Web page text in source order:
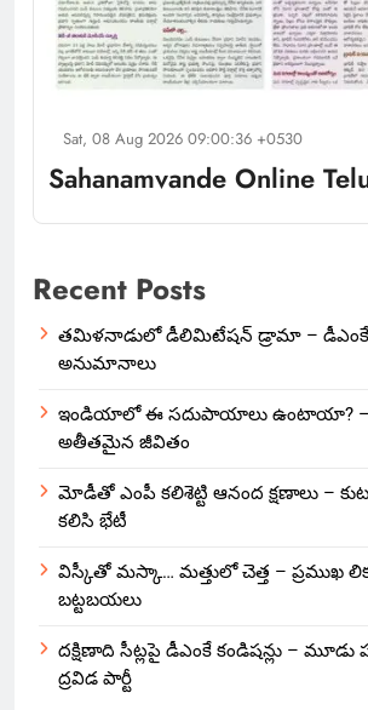
Sat, 08 Aug 2026 09:00:36 +0530
Sahanamvande Online
Recent Posts
తమిళనాడులో డీలిమిటేషన్ డ్రామా –
అనుమానాలు
ఇండియాలో‌ ఈ సదుపాయాలు ఉంటాయా? –
అతీతమైన జీవితం
మోడీతో ఎంపీ కలిశెట్టి ఆనంద క్షణాలు –
కలిసి భేటీ
విస్కీతో మస్కా… మత్తులో చెత్త – ప్రముఖ
బట్టబయలు
దక్షిణాది సీట్లపై డీఎంకే కండిషన్లు – మూడు
ద్రవిడ పార్టీ